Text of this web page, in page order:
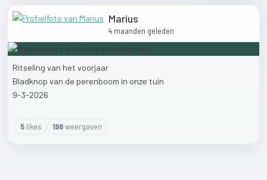
Marius
4 maanden geleden
Ritseling van het voorjaar
Bladknop van de perenboom in onze tuin
9-3-2026
5likes 198weergaven